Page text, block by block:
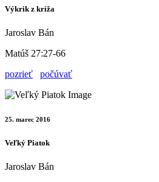
Výkrik z kríža
Jaroslav Bán
Matúš 27:27-66
pozrieť
počúvať
25. marec 2016
Veľký Piatok
Jaroslav Bán